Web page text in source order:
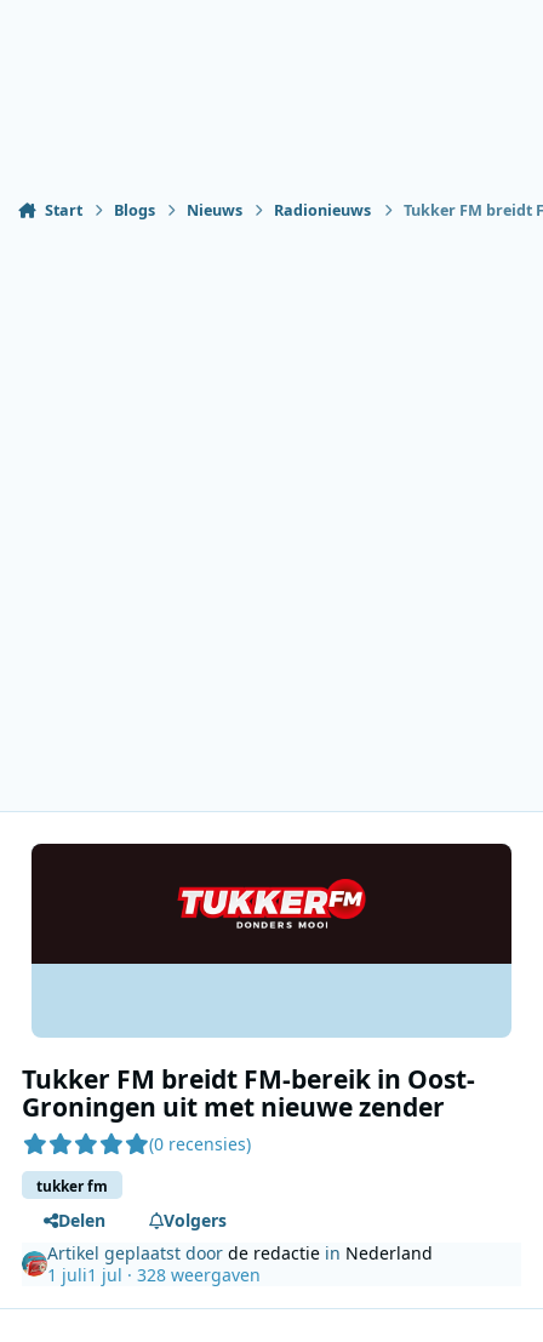
Start Blogs Nieuws Radionieuws Tukker FM breidt
Tukker FM breidt FM-bereik in Oost-
Groningen uit met nieuwe zender
(0 recensies)
tukker fm
Delen
Volgers
Artikel geplaatst doorde redactie in Nederland
1 juli1 jul · 328 weergaven